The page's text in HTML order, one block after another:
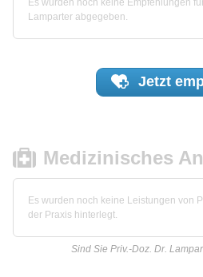
Es wurden noch keine Empfehlungen
Lamparter abgegeben.
Jetzt
Medizinisches
Es wurden noch keine Leistungen von
der Praxis hinterlegt.
Sind Sie Priv.-Doz. Dr.